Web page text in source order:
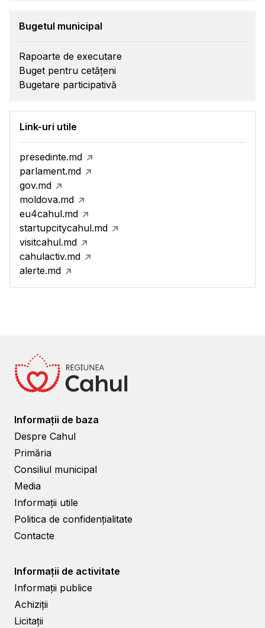
Bugetul municipal
Rapoarte de executare
Buget pentru cetățeni
Bugetare participativă
Link-uri utile
presedinte.md
parlament.md
gov.md
moldova.md
eu4cahul.md
startupcitycahul.md
visitcahul.md
cahulactiv.md
alerte.md
Informații de baza
Despre Cahul
Primăria
Consiliul municipal
Media
Informații utile
Politica de confidențialitate
Contacte
Informații de activitate
Informații publice
Achiziții
Licitații